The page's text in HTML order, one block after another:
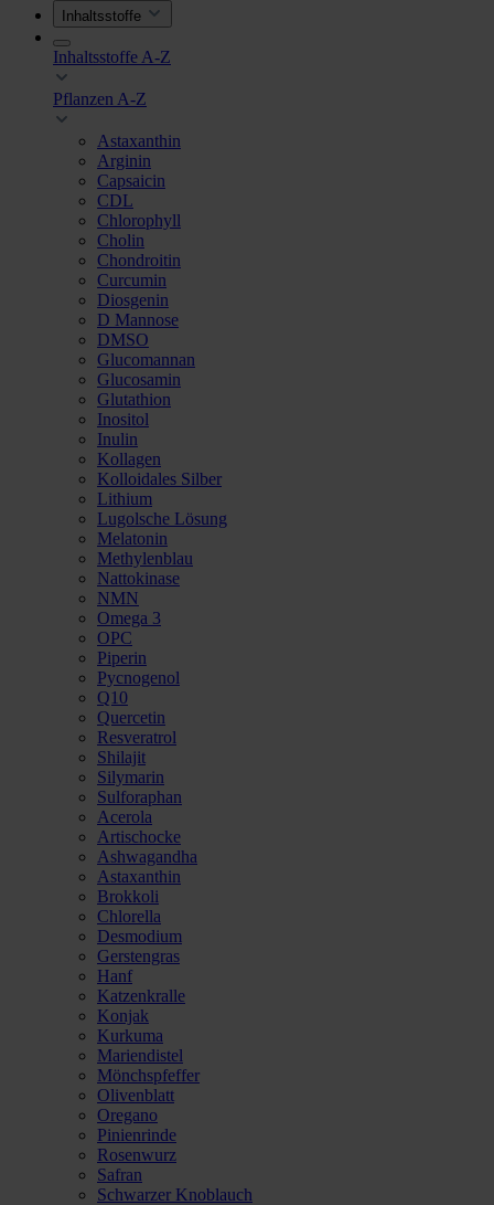
Inhaltsstoffe
Inhaltsstoffe A-Z
Pflanzen A-Z
Astaxanthin
Arginin
Capsaicin
CDL
Chlorophyll
Cholin
Chondroitin
Curcumin
Diosgenin
D Mannose
DMSO
Glucomannan
Glucosamin
Glutathion
Inositol
Inulin
Kollagen
Kolloidales Silber
Lithium
Lugolsche Lösung
Melatonin
Methylenblau
Nattokinase
NMN
Omega 3
OPC
Piperin
Pycnogenol
Q10
Quercetin
Resveratrol
Shilajit
Silymarin
Sulforaphan
Acerola
Artischocke
Ashwagandha
Astaxanthin
Brokkoli
Chlorella
Desmodium
Gerstengras
Hanf
Katzenkralle
Konjak
Kurkuma
Mariendistel
Mönchspfeffer
Olivenblatt
Oregano
Pinienrinde
Rosenwurz
Safran
Schwarzer Knoblauch